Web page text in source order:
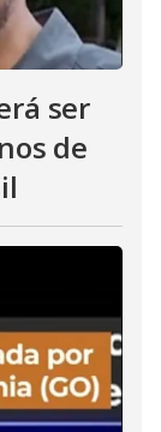
ser
de